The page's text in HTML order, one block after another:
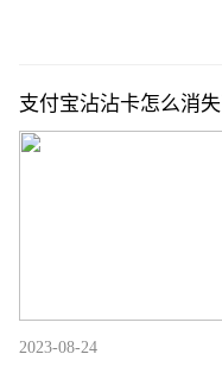
支付宝沾沾卡怎么消
2023-08-24